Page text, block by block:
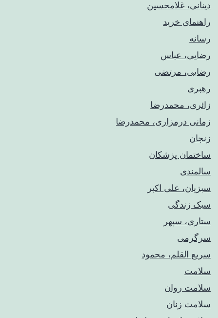
دینانی، غلامحسین
راهنمای خريد
رسانه
رضایی، عباس
رضایی، مرتضی
رهبری
زائری، محمدرضا
زمانی درمزاری، محمدرضا
زنجان
ساختمان پزشکان
سالمندی
سبزیان، علی اکبر
سبک زندگی
ستاری، سپهر
سرگرمی
سریع القلم، محمود
سلامت
سلامت روان
سلامت زنان